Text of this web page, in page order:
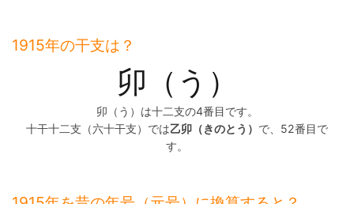
1915年の干支は？
卯（う）
卯（う）は十二支の4番目です。
十干十二支（六十干支）では乙卯（きのとう） で、52番目で
す。